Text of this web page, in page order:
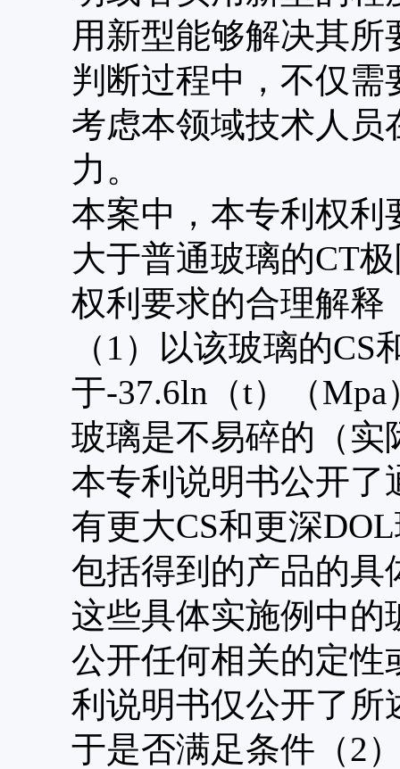
用新型能够解决其
判断过程中，不仅
考虑本领域技术人员
力。
本案中，本专利权利
大于普通玻璃的CT
权利要求的合理解释
（1）以该玻璃的
于-37.6ln（t）（
玻璃是不易碎的（实
本专利说明书公开了
有更大CS和更深
包括得到的产品的具
这些具体实施例中的
公开任何相关的定性
利说明书仅公开了所
于是否满足条件（2